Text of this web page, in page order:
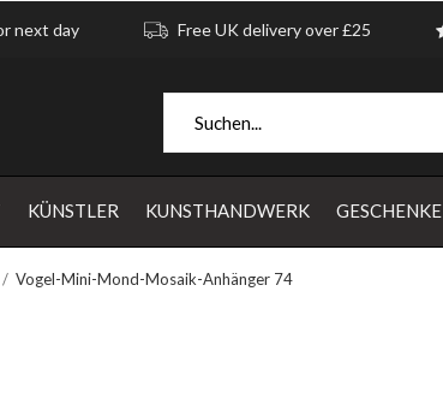
KÜNSTLER KUNSTHANDWERK GESCHENKE
next day Free UK delivery over £25
Vogel-Mini-Mond-Mosaik-Anhänger 74